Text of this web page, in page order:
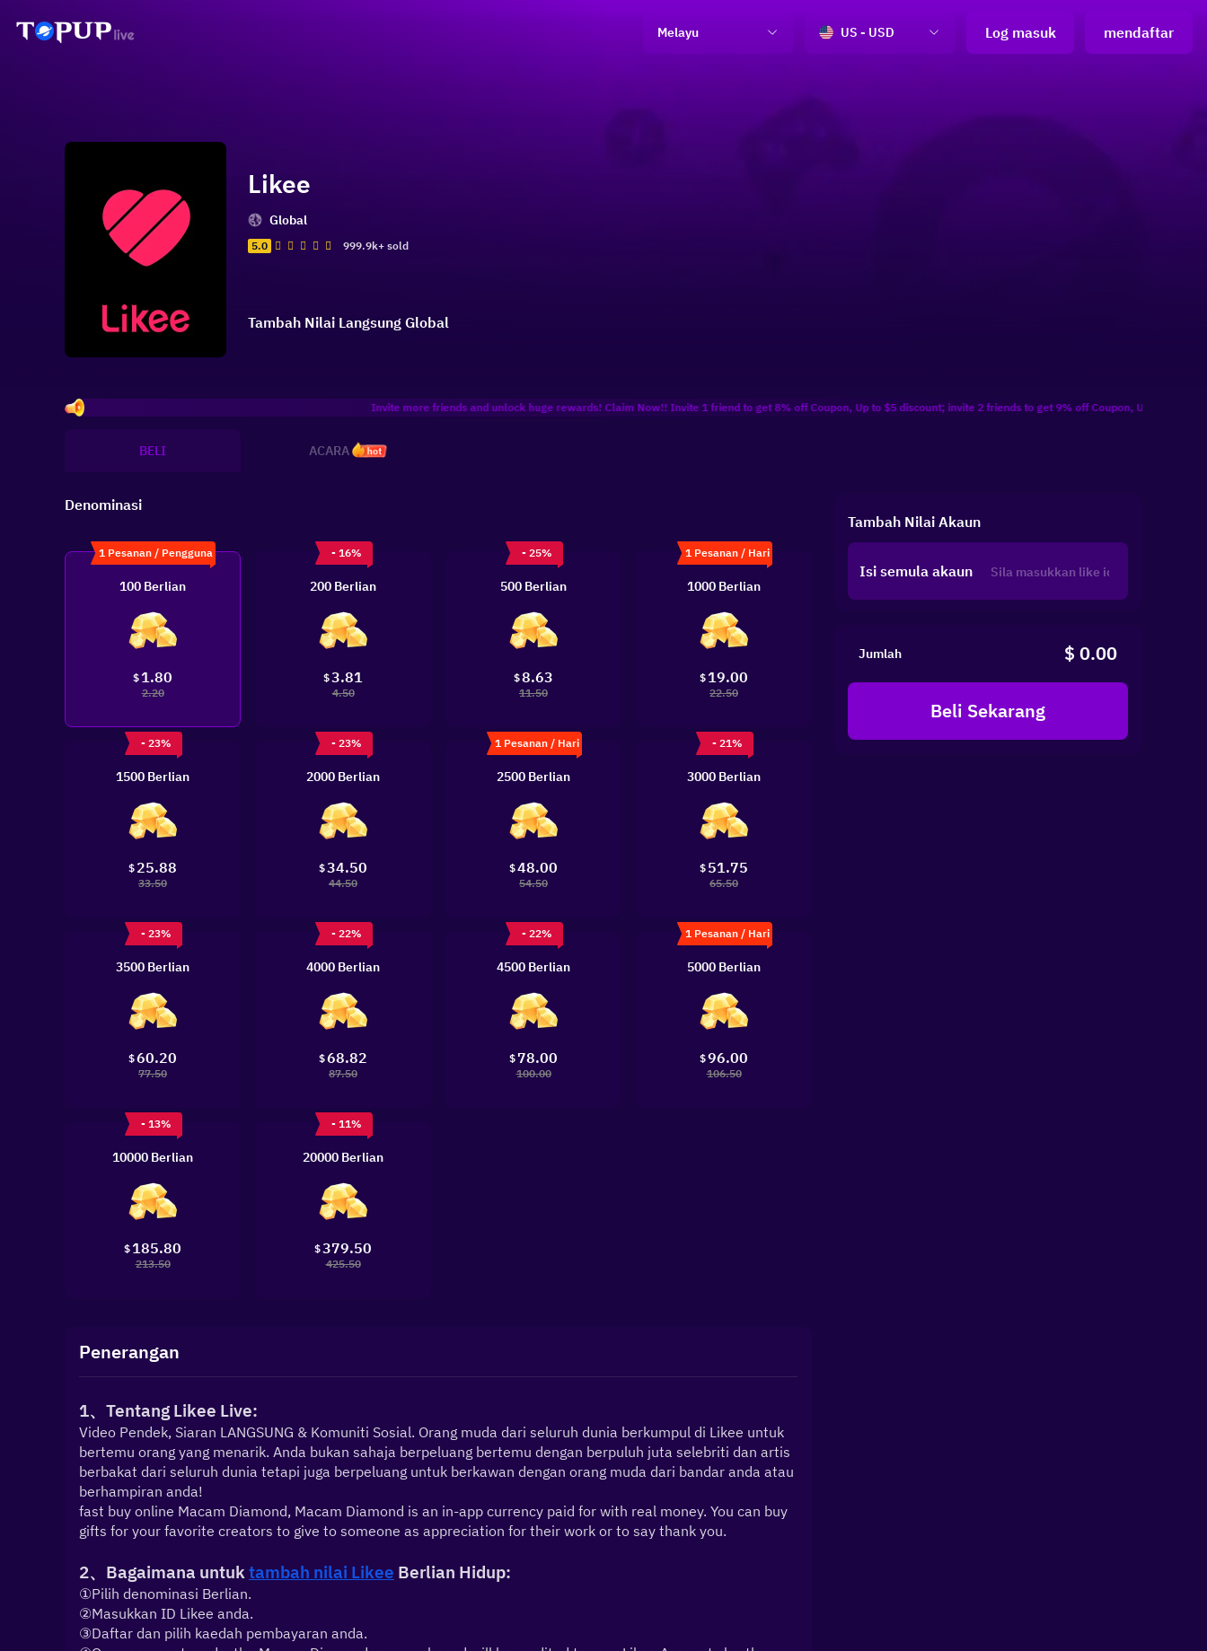
Melayu US - USD Log masuk mendaftar
Likee
Global
5.0 999.9k+ sold
Tambah Nilai Langsung Global
Invite more friends and unlock huge rewards! Claim Now!! Invite 1 friend to get 8% off Coupon, Up to $5 discount; invite 2 friends to get 9% off Coupon, Up to $10
BELI ACARA hot
Denominasi
1 Pesanan / Pengguna
100 Berlian
$ 1.80
2.20
- 16%
200 Berlian
$3.81
4.50
- 25%
500 Berlian
$8.63
11.50
1 Pesanan / Hari
1000 Berlian
$ 19.00
22.50
- 23%
1500 Berlian
$ 25.88
33.50
- 23%
2000 Berlian
$34.50
44.50
1 Pesanan / Hari
2500 Berlian
$48.00
54.50
- 21%
3000 Berlian
$ 51.75
65.50
- 23%
3500 Berlian
$60.20
77.50
- 22%
4000 Berlian
$68.82
87.50
- 22%
4500 Berlian
$ 78.00
100.00
1 Pesanan / Hari
5000 Berlian
$96.00
106.50
- 13%
10000 Berlian
$ 185.80
213.50
- 11%
20000 Berlian
$379.50
425.50
Penerangan
1、Tentang Likee Live:
Video Pendek, Siaran LANGSUNG & Komuniti Sosial. Orang muda dari seluruh dunia berkumpul di Likee untuk
bertemu orang yang menarik. Anda bukan sahaja berpeluang bertemu dengan berpuluh juta selebriti dan artis
berbakat dari seluruh dunia tetapi juga berpeluang untuk berkawan dengan orang muda dari bandar anda atau
berhampiran anda!
fast buy online Macam Diamond, Macam Diamond is an in-app currency paid for with real money. You can buy
gifts for your favorite creators to give to someone as appreciation for their work or to say thank you.
2、Bagaimana untuk tambah nilai Likee Berlian Hidup:
①Pilih denominasi Berlian.
②Masukkan ID Likee anda.
③Daftar dan pilih kaedah pembayaran anda.
Tambah Nilai Akaun
Isi semula akaun
Jumlah $ 0.00
Beli Sekarang